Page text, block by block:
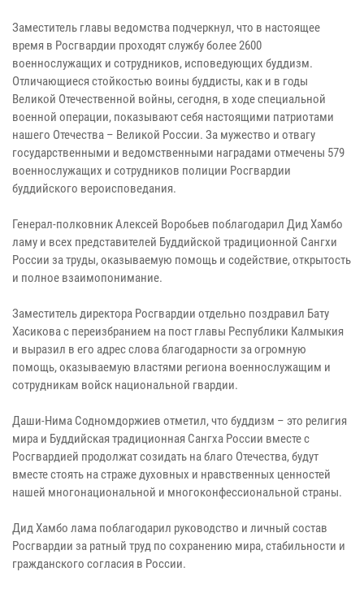
Заместитель главы ведомства подчеркнул, что в настоящее
время в Росгвардии проходят службу более 2600
военнослужащих и сотрудников, исповедующих буддизм.
Отличающиеся стойкостью воины буддисты, как и в годы
Великой Отечественной войны, сегодня, в ходе специальной
военной операции, показывают себя настоящими патриотами
нашего Отечества – Великой России. За мужество и отвагу
государственными и ведомственными наградами отмечены 579
военнослужащих и сотрудников полиции Росгвардии
буддийского вероисповедания.
Генерал-полковник Алексей Воробьев поблагодарил Дид Хамбо
ламу и всех представителей Буддийской традиционной Сангхи
России за труды, оказываемую помощь и содействие, открытость
и полное взаимопонимание.
Заместитель директора Росгвардии отдельно поздравил Бату
Хасикова с переизбранием на пост главы Республики Калмыкия
и выразил в его адрес слова благодарности за огромную
помощь, оказываемую властями региона военнослужащим и
сотрудникам войск национальной гвардии.
Даши-Нима Содномдоржиев отметил, что буддизм – это религия
мира и Буддийская традиционная Сангха России вместе с
Росгвардией продолжат созидать на благо Отечества, будут
вместе стоять на страже духовных и нравственных ценностей
нашей многонациональной и многоконфессиональной страны.
Дид Хамбо лама поблагодарил руководство и личный состав
Росгвардии за ратный труд по сохранению мира, стабильности и
гражданского согласия в России.